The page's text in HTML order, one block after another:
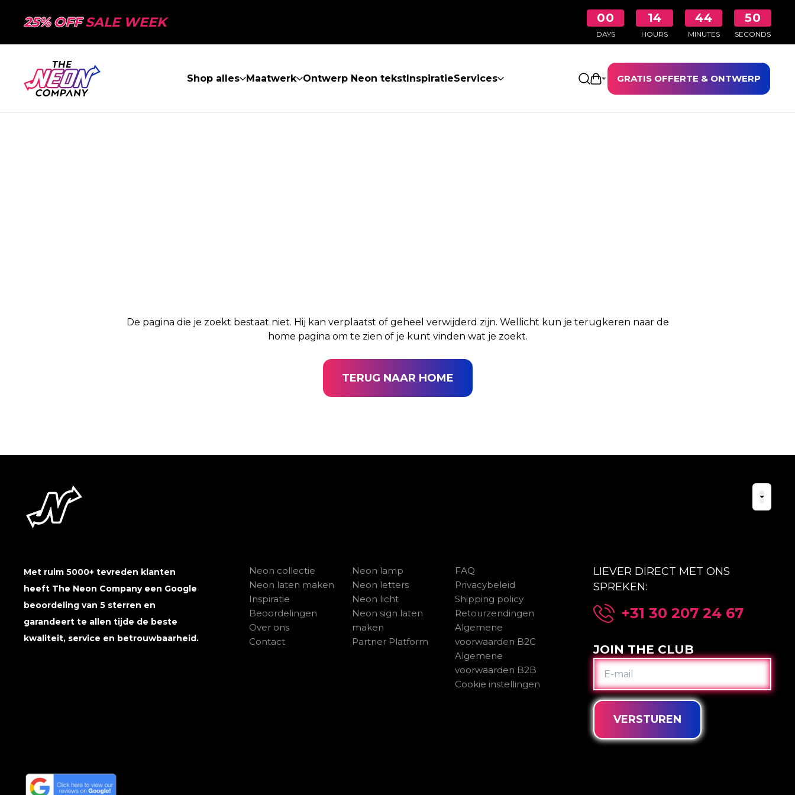
25% OFFSALE WEEK 00
DAYS
14
HOURS
44
MINUTES
49
SECONDS
Shop alles Maatwerk Ontwerp Neon tekstInspiratieServices Winkelwagen openen
GRATIS OFFERTE & ONTWERP
De pagina die je zoekt bestaat niet. Hij kan verplaatst of geheel verwijderd zijn. Wellicht kun je terugkeren naar de
home pagina om te zien of je kunt vinden wat je zoekt.
TERUG NAAR HOME
Met ruim 5000+ tevreden klanten
heeft The Neon Company een Google
beoordeling van 5 sterren en
garandeert te allen tijde de beste
kwaliteit, service en betrouwbaarheid.
Neon collectie
Neon laten maken
Inspiratie
Beoordelingen
Over ons
Contact
Neon lamp
Neon letters
Neon licht
Neon sign laten
maken
Partner Platform
FAQ
Privacybeleid
Shipping policy
Retourzendingen
Algemene
voorwaarden B2C
Algemene
voorwaarden B2B
Cookie instellingen
LIEVER DIRECT MET ONS
SPREKEN:
+31 30 207 24 67
JOIN THE CLUB
E-
MAIL
VERSTUREN